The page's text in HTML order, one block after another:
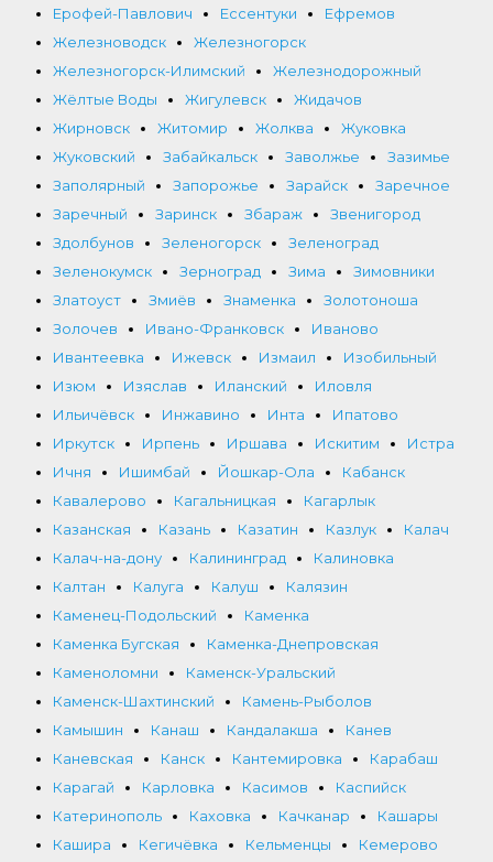
Ерофей-Павлович Ессентуки
Ефремов
Железноводск
Железногорск
Железногорск-Илимский
Железнодорожный
Жёлтые Воды
Жигулевск
Жидачов
Жирновск
Житомир Жолква
Жуковка
Жуковский
Забайкальск Заволжье
Зазимье
Заполярный
Запорожье Зарайск
Заречное
Заречный
Заринск Збараж
Звенигород
Здолбунов
Зеленогорск
Зеленоград
Зеленокумск
Зерноград Зима
Зимовники
Златоуст
Змиёв Знаменка
Золотоноша
Золочев
Ивано-Франковск
Иваново
Ивантеевка
Ижевск Измаил
Изобильный
Изюм
Изяслав Иланский
Иловля
Ильичёвск
Инжавино Инта
Ипатово
Иркутск
Ирпень Иршава Искитим
Истра
Ичня
Ишимбай Йошкар-Ола
Кабанск
Кавалерово
Кагальницкая
Кагарлык
Казанская
Казань Казатин Казлук
Калач
Калач-на-дону
Калининград
Калиновка
Калтан
Калуга Калуш
Калязин
Каменец-Подольский
Каменка
Каменка Бугская
Каменка-Днепровская
Каменоломни
Каменск-Уральский
Каменск-Шахтинский
Камень-Рыболов
Камышин
Канаш Кандалакша
Канев
Каневская
Канск Кантемировка
Карабаш
Карагай
Карловка Касимов
Каспийск
Катеринополь
Каховка Качканар
Кашары
Кашира
Кегичёвка Кельменцы
Кемерово